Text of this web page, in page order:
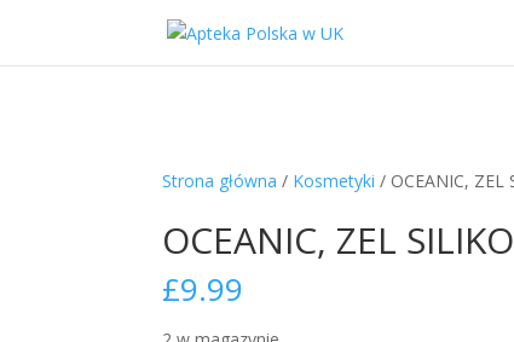
Strona główna / Kosmetyki / OCEANIC, ZEL
OCEANIC, ZEL
£9.99